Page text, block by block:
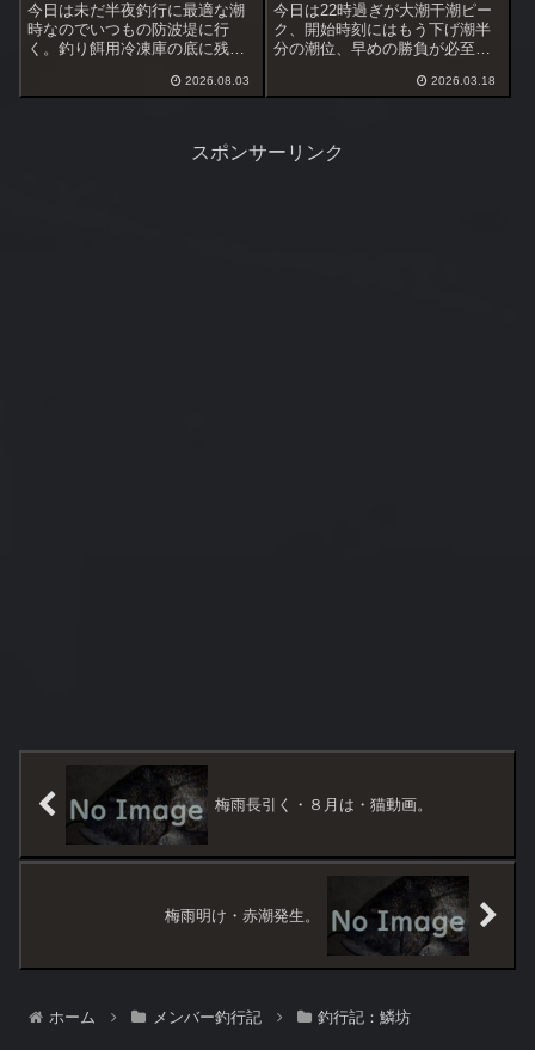
今日は未だ半夜釣行に最適な潮
時なのでいつもの防波堤に行
く。釣り餌用冷凍庫の底に残っ
魚剤チヌベスト等を処分するた
2026.08.03
今日は22時過ぎが大潮干潮ピー
ク、開始時刻にはもう下げ潮半
分の潮位、早めの勝負が必至。
セのブレンドを大幅に変更した
2026.03.18
スポンサーリンク
梅雨長引く・８月は・猫動画。
梅雨明け・赤潮発生。
ホーム メンバー釣行記 釣行記：鱗坊